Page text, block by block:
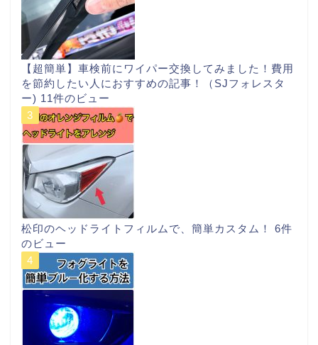
【超簡単】車検前にワイパー交換してみました！費用
を節約したい人におすすめの記事！（SJフォレスタ
ー) 11件のビュー
松印のヘッドライトフィルムで、簡単カスタム！ 6件
のビュー